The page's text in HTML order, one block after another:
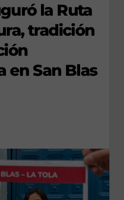
la Ruta
tradición
en San Blas